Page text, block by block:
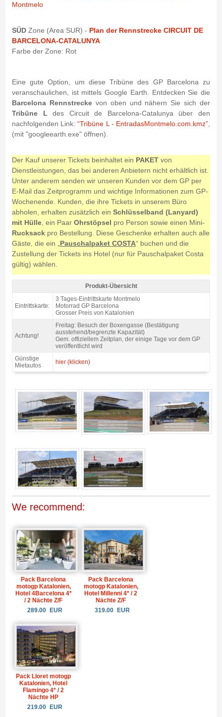
Montmelo
SÜD Zone (Area SUR) - Plan der Rennstrecke CIRCUIT DE
BARCELONA-CATALUNYA
Farbe der Zone: Rot
Eine gute Option, um diese Tribüne des GP Barcelona zu
veranschaulichen, ist mittels Google Earth. Entdecken Sie die
Barcelona Rennstreckevon oben und nähern Sie sich der
Tribüne Ldes Circuit de Barcelona-Catalunya über den
nachfolgenden Link:“Tribüne L - EntradasMontmelo.com.kmz”,
(mit "googleearth.exe" öffnen).
Der Kauf unserer Tickets beinhaltet ein PAKETvon
Dienstleistungen, das bei anderen Anbietern nicht erhältlich ist.
Unter anderem senden wir unseren Kunden vor dem GP per
E-Mail das Zeitprogramm und wichtige Informationen zum GP-
Wochenende. Kunden, die ihre Tickets in unserem Büro
abholen, erhalten zusätzlich ein Schlüsselband (Lanyard)
mit Hülle, ein Paar Ohrstöpsel pro Person sowie einen Mini-
Rucksackpro Bestellung. Diese Geschenke erhalten auch alle
Gäste, die ein „Pauschalpaket COSTA“ buchen und die
Zustellung der Tickets ins Hotel (nur für Pauschalpaket Costa
gültig) wählen.
Tribüne L Motorrad GP Barcelona 2027 - Produkt-Übersicht
Produkt-Übersicht
Eintrittskarte:
3 Tages-Eintrittskarte Montmelo
Motorrad GP Barcelona
Grosser Preis von Katalonien
Achtung!
Freitag: Besuch der Boxengasse (Bestätigung
ausstehend/begrenzte Kapazität)
Gem. offiziellem Zeitplan, der einige Tage vor dem GP
veröffentlicht wird
Günstige
Mietautos
hier (klicken)
We recommend:
Pack Barcelona
motogp Katalonien,
Hotel 4Barcelona 4*
/ 2 Nächte Z/F
289.00 EUR
Pack Barcelona
motogp Katalonien,
Hotel Millenni 4* / 2
Nächte Z/F
319.00
EUR
Pack Lloret motogp
Katalonien, Hotel
Flamingo 4* / 2
Nächte HP
219.00 EUR